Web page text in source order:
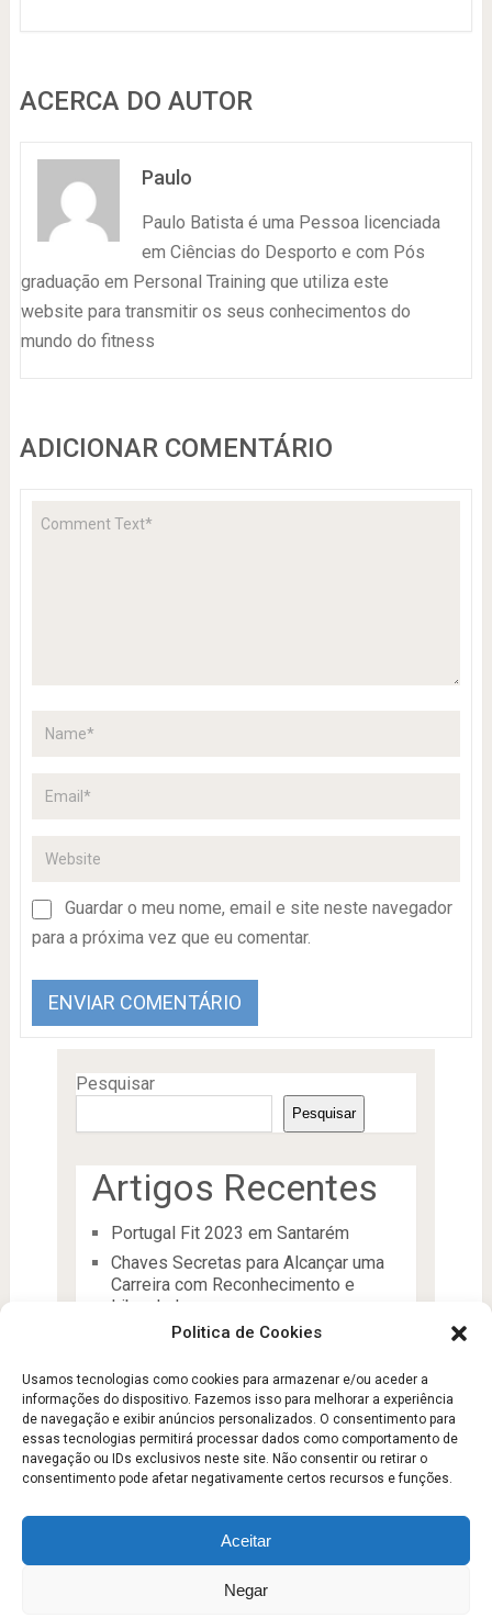
Politica de Cookies
Usamos tecnologias como cookies para armazenar e/ou aceder a
informações do dispositivo. Fazemos isso para melhorar a experiência
de navegação e exibir anúncios personalizados. O consentimento para
essas tecnologias permitirá processar dados como comportamento de
navegação ou IDs exclusivos neste site. Não consentir ou retirar o
consentimento pode afetar negativamente certos recursos e funções.
Aceitar
Negar
ACERCA DO AUTOR
Paulo
Paulo Batista é uma Pessoa licenciada
em Ciências do Desporto e com Pós
graduação em Personal Training que utiliza este
website para transmitir os seus conhecimentos do
mundo do fitness
ADICIONAR COMENTÁRIO
Guardar o meu nome, email e site neste navegador
para a próxima vez que eu comentar.
Pesquisar
Pesquisar
Artigos Recentes
Portugal Fit 2023 em Santarém
Chaves Secretas para Alcançar uma
Carreira com Reconhecimento e
Liberdade
manutenção da condição física
Aptidão Física e Saúde
Escola FitnessCopyright © 2026.